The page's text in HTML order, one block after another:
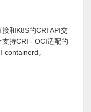
和K8S的CRI API交
持CRI - OCI适配的
containerd。